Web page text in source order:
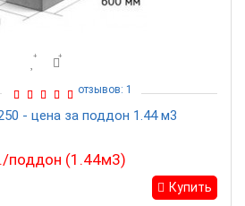
- цена за поддон 1.44 м3
отзывов: 1
поддон (1.44м3)
Купить